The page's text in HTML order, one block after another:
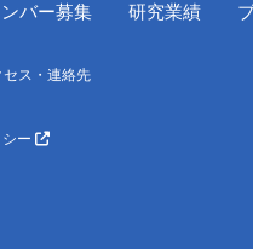
ンバー募集 研究業績
セス・連絡先
ー